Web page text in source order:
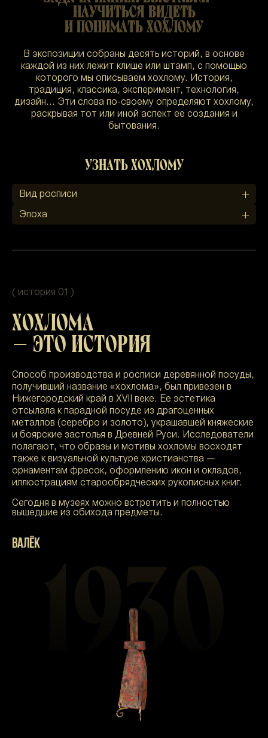
НАУЧИТЬСЯ ВИДЕТЬ
И ПОНИМАТЬ ХОХЛОМУ
В экспозиции собраны десять историй, в основе
каждой из них лежит клише или штамп, с помощью
которого мы описываем хохлому. История,
традиция, классика, эксперимент, технология,
дизайн… Эти слова по-своему определяют хохлому,
раскрывая тот или иной аспект ее создания и
бытования.
Узнать Хохлому
Вид росписи
Эпоха
( история 01 )
ХОХЛОМА
— ЭТО ИСТОРИЯ
Способ производства и росписи деревянной посуды,
получивший название «хохлома», был привезен в
Нижегородский край в XVII веке. Ее эстетика
отсылала к парадной посуде из драгоценных
металлов (серебро и золото), украшавшей княжеские
и боярские застолья в Древней Руси. Исследователи
полагают, что образы и мотивы хохломы восходят
также к визуальной культуре христианства —
орнаментам фресок, оформлению икон и окладов,
иллюстрациям старообрядческих рукописных книг.
Сегодня в музеях можно встретить и полностью
вышедшие из обихода предметы.
ВАЛЁК 1930